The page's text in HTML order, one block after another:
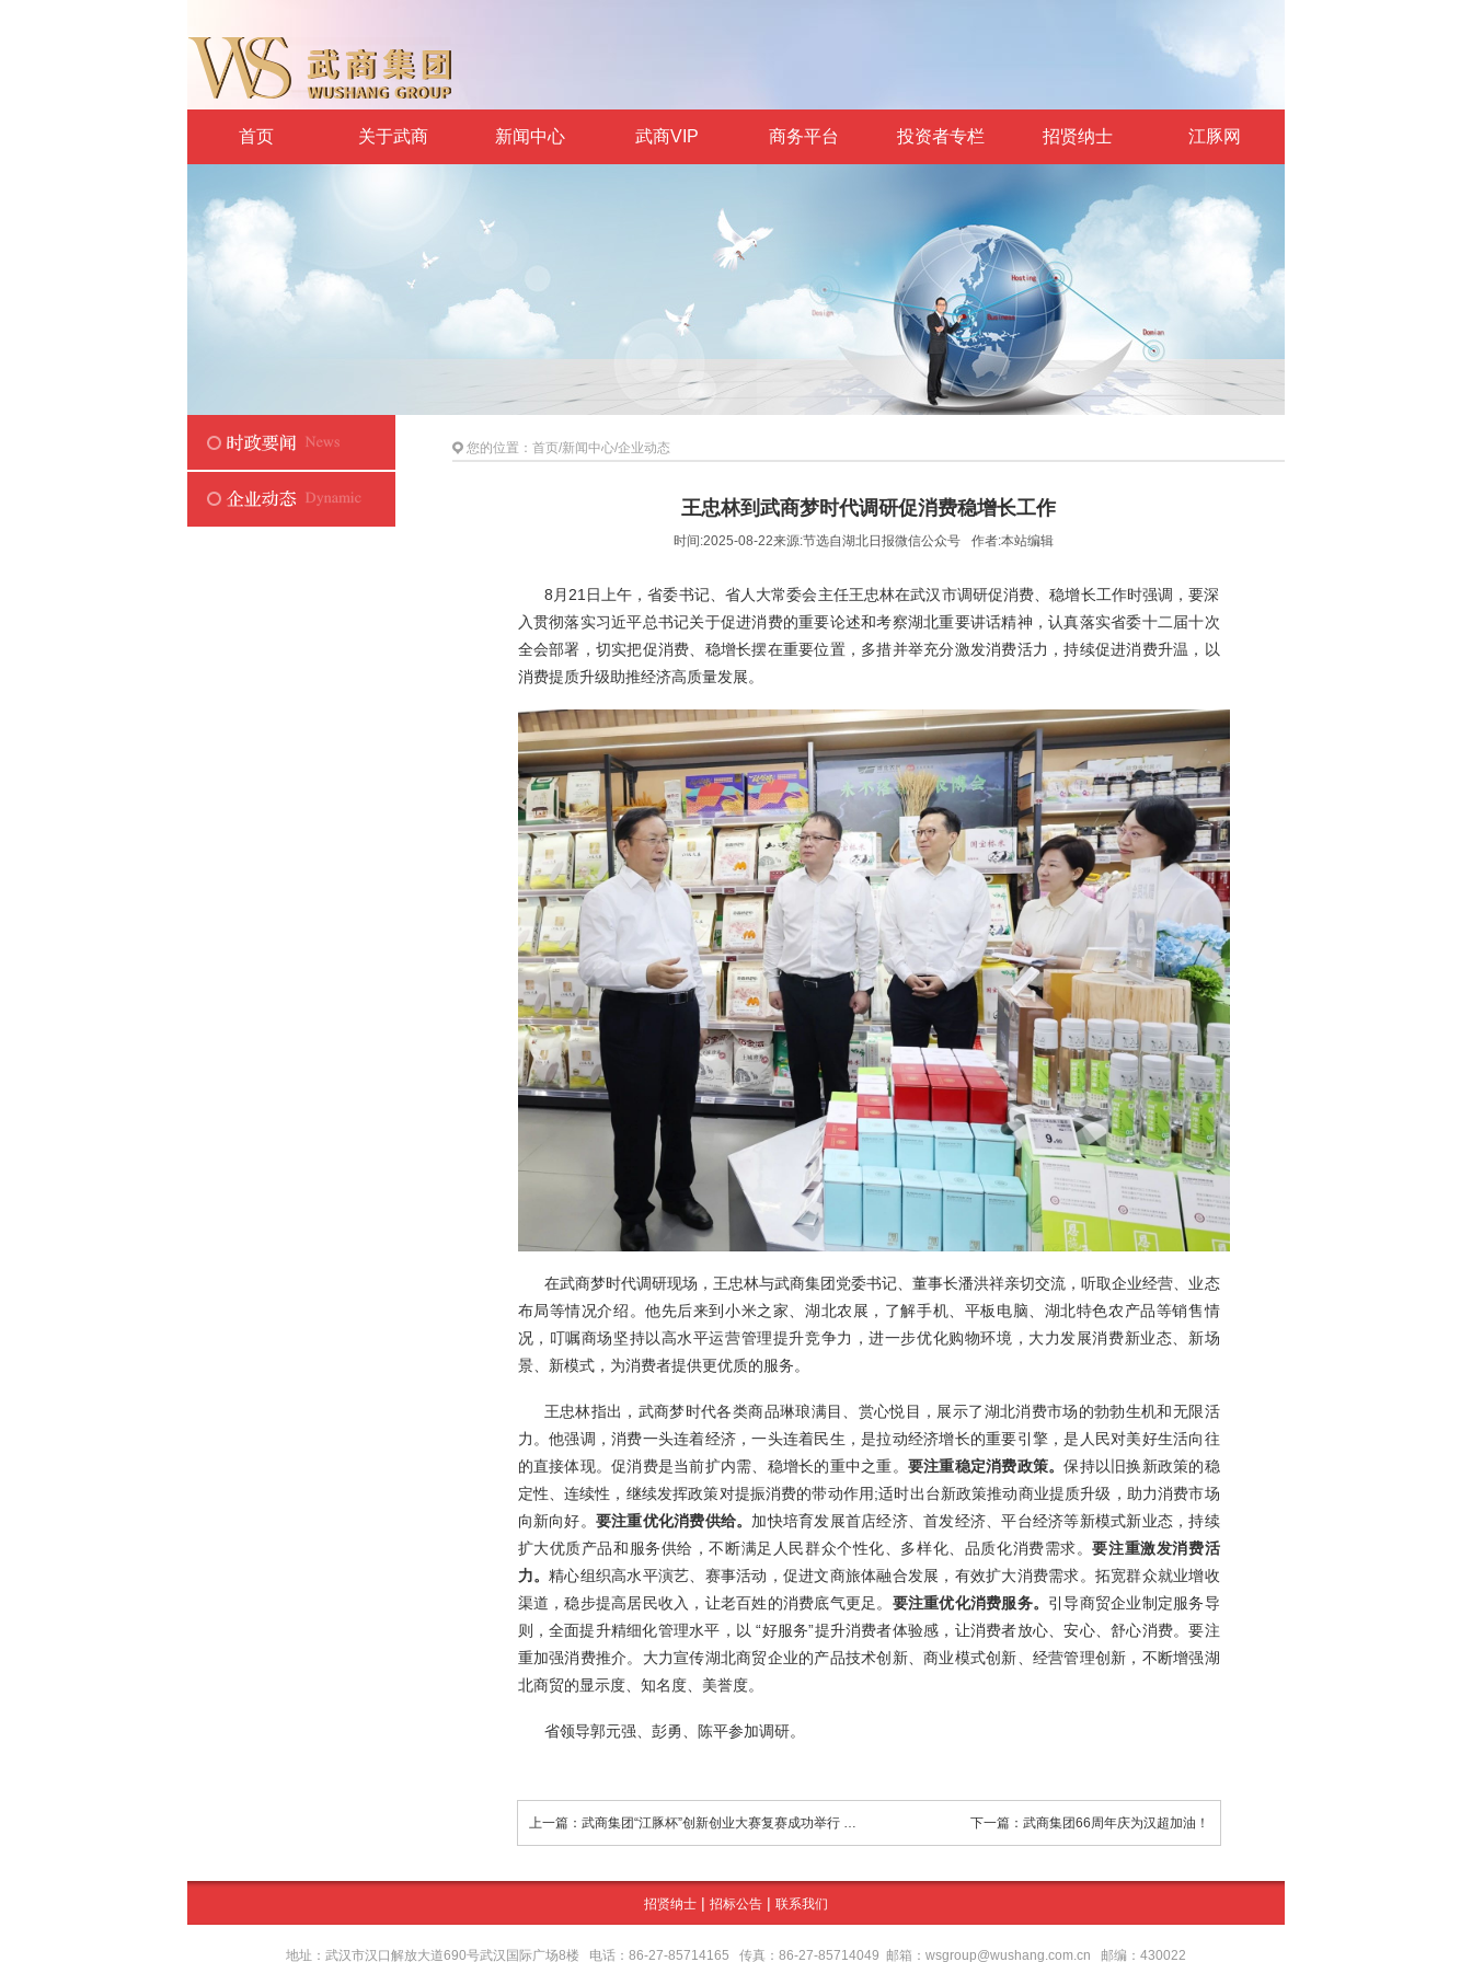
首页 关于武商 新闻中心 武商VIP 商务平台 投资者专栏 招贤纳士 江豚网
您的位置： 首页/新闻中心/企业动态
王忠林到武商梦时代调研促消费稳增长工作
时间:2025-08-22来源:节选自湖北日报微信公众号 作者:本站编辑
8月21日上午，省委书记、省人大常委会主任王忠林在武汉市调研促消费、稳增长工作时强调，要深
入贯彻落实习近平总书记关于促进消费的重要论述和考察湖北重要讲话精神，认真落实省委十二届十次
全会部署，切实把促消费、稳增长摆在重要位置，多措并举充分激发消费活力，持续促进消费升温，以
消费提质升级助推经济高质量发展。
在武商梦时代调研现场，王忠林与武商集团党委书记、董事长潘洪祥亲切交流，听取企业经营、业态
布局等情况介绍。他先后来到小米之家、湖北农展，了解手机、平板电脑、湖北特色农产品等销售情
况，叮嘱商场坚持以高水平运营管理提升竞争力，进一步优化购物环境，大力发展消费新业态、新场
景、新模式，为消费者提供更优质的服务。
王忠林指出，武商梦时代各类商品琳琅满目、赏心悦目，展示了湖北消费市场的勃勃生机和无限活
力。他强调，消费一头连着经济，一头连着民生，是拉动经济增长的重要引擎，是人民对美好生活向往
的直接体现。促消费是当前扩内需、稳增长的重中之重。 要注重稳定消费政策。保持以旧换新政策的稳
定性、连续性，继续发挥政策对提振消费的带动作用;适时出台新政策推动商业提质升级，助力消费市场
向新向好。 要注重优化消费供给。 加快培育发展首店经济、首发经济、平台经济等新模式新业态，持续
扩大优质产品和服务供给，不断满足人民群众个性化、多样化、品质化消费需求。要注重激发消费活
力。 精心组织高水平演艺、赛事活动，促进文商旅体融合发展，有效扩大消费需求。拓宽群众就业增收
渠道，稳步提高居民收入，让老百姓的消费底气更足。 要注重优化消费服务。 引导商贸企业制定服务导
则，全面提升精细化管理水平，以 “好服务”提升消费者体验感，让消费者放心、安心、舒心消费。要注
重加强消费推介。大力宣传湖北商贸企业的产品技术创新、商业模式创新、经营管理创新，不断增强湖
北商贸的显示度、知名度、美誉度。
省领导郭元强、彭勇、陈平参加调研。
上一篇：武商集团“江豚杯”创新创业大赛复赛成功举行 18强晋级决赛共创智慧零售新未来 下一篇：武商集团66周年庆为汉超加油！
招贤纳士 | 招标公告 | 联系我们
地址：武汉市汉口解放大道690号武汉国际广场8楼 电话：86-27-85714165 传真：86-27-85714049 邮箱：wsgroup@wushang.com.cn 邮编：430022